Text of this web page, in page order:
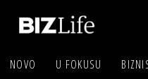
NOVO U FOKUSU